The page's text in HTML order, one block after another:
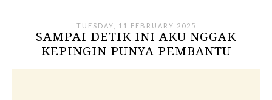
TUESDAY, 11 FEBRUARY 2025
SAMPAI DETIK INI AKU NGGAK
KEPINGIN PUNYA PEMBANTU